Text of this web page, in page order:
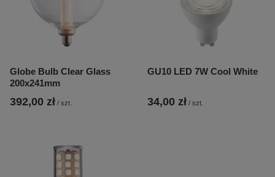
Globe Bulb Clear Glass
200x241mm
392,00 zł / szt.
GU10 LED 7W Cool White
34,00 zł / szt.